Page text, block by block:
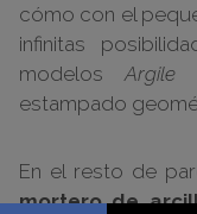
cómo con el
infinitas
modelosArgile
estampado
En el resto de
mortero de